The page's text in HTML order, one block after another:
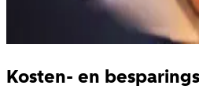
Kosten- en